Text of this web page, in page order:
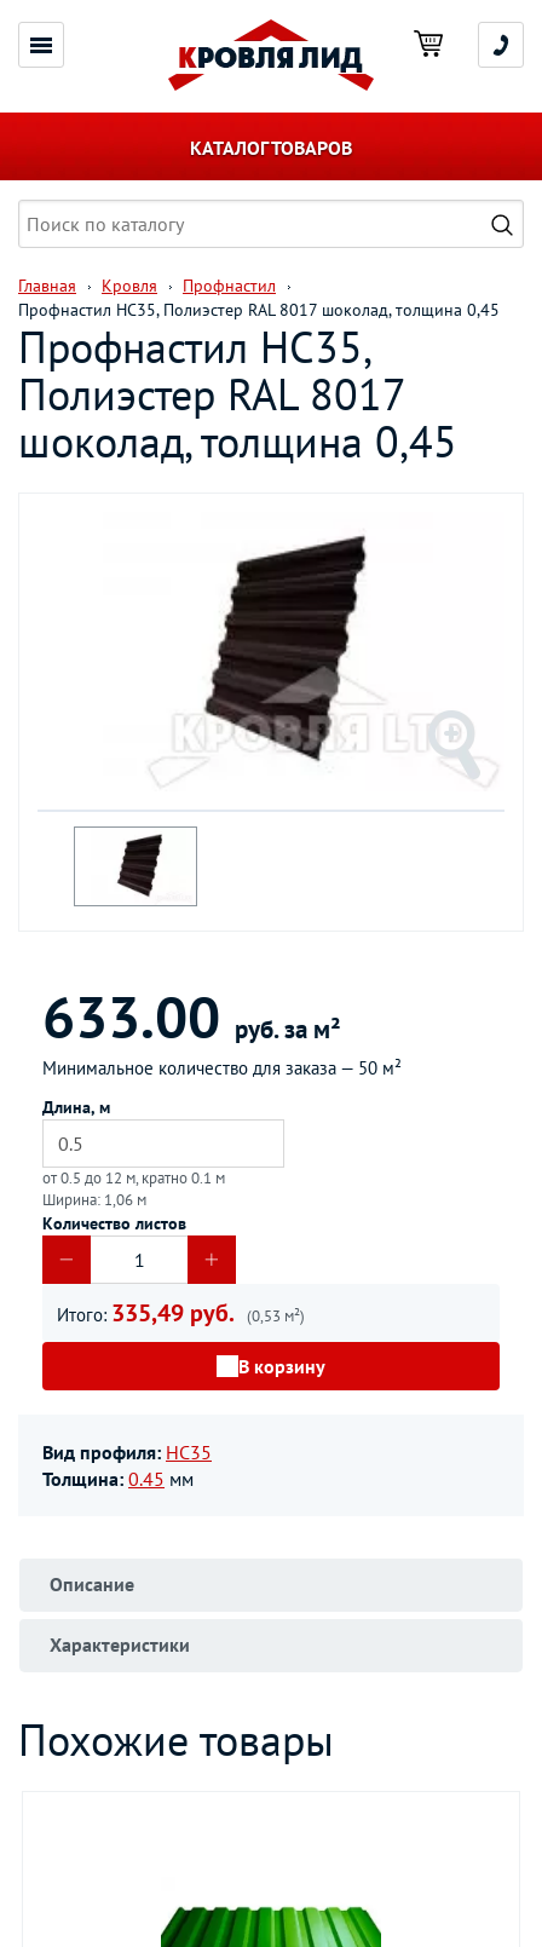
КАТАЛОГ ТОВАРОВ
Главная Кровля
Профнастил
Профнастил НС35, Полиэстер RAL 8017 шоколад, толщина 0,45
Профнастил НС35,
Полиэстер RAL 8017
шоколад, толщина 0,45
633.00 руб. за м²
Минимальное количество для заказа — 50 м²
Длина, м
от 0.5 до 12 м, кратно 0.1 м
Ширина: 1,06 м
Количество листов
Итого: 335,49 руб. (0,53 м²)
В корзину
Вид профиля: НС35
Толщина: 0.45 мм
Описание
Характеристики
Похожие товары